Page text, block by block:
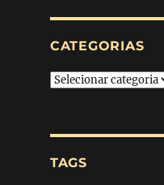
CATEGORIAS
Categorias
TAGS